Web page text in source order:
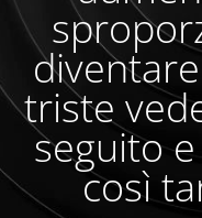
triste
seguito
così